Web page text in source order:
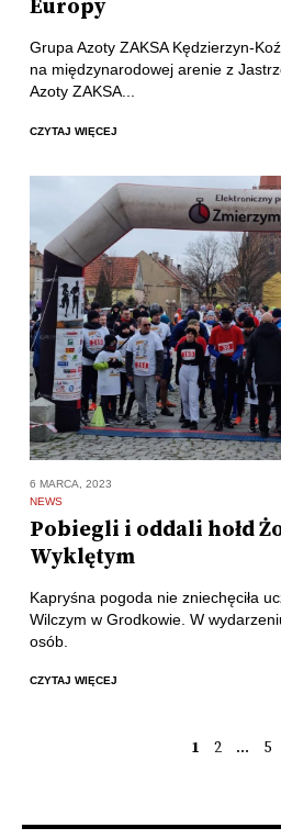
Europy
Grupa Azoty ZAKSA Kędzierzyn-
na międzynarodowej arenie z
Azoty ZAKSA...
CZYTAJ WIĘCEJ
6 MARCA, 2023
NEWS
Pobiegli i oddali hołd
Wyklętym
Kapryśna pogoda nie zniechęciła
Wilczym w Grodkowie. W
osób.
CZYTAJ WIĘCEJ
1 2 … 5